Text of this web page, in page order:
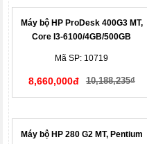
Máy bộ HP ProDesk 400G3 MT,
Core I3-6100/4GB/500GB
Mã SP: 10719
8,660,000đ 10,188,235₫
Máy bộ HP 280 G2 MT, Pentium